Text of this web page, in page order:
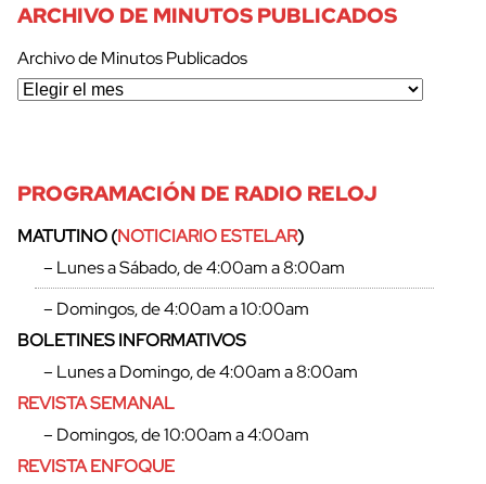
ARCHIVO DE MINUTOS PUBLICADOS
Archivo de Minutos Publicados
PROGRAMACIÓN DE RADIO RELOJ
MATUTINO (NOTICIARIO ESTELAR)
– Lunes a Sábado, de 4:00am a 8:00am
– Domingos, de 4:00am a 10:00am
BOLETINES INFORMATIVOS
– Lunes a Domingo, de 4:00am a 8:00am
REVISTA SEMANAL
– Domingos, de 10:00am a 4:00am
REVISTA ENFOQUE